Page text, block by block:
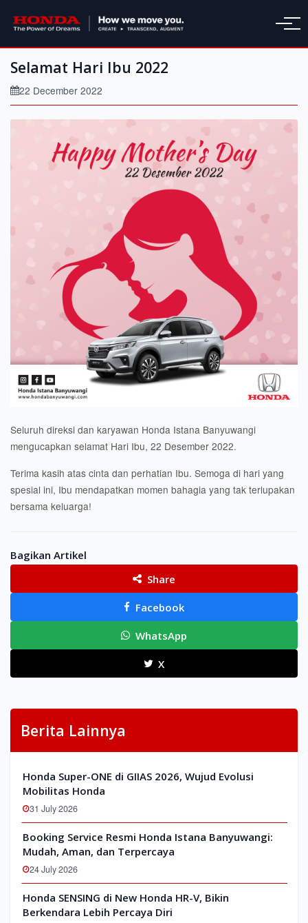
Selamat Hari Ibu 2022
22 December 2022
Seluruh direksi dan karyawan Honda Istana Banyuwangi
mengucapkan selamat Hari Ibu, 22 Desember 2022.
Terima kasih atas cinta dan perhatian Ibu. Semoga di hari yang
spesial ini, Ibu mendapatkan momen bahagia yang tak terlupakan
bersama keluarga!
Bagikan Artikel
Share
Facebook
WhatsApp
X
Berita Lainnya
Honda Super-ONE di GIIAS 2026, Wujud Evolusi
Mobilitas Honda
31 July 2026
Booking Service Resmi Honda Istana Banyuwangi:
Mudah, Aman, dan Terpercaya
24 July 2026
Honda SENSING di New Honda HR-V, Bikin
Berkendara Lebih Percaya Diri